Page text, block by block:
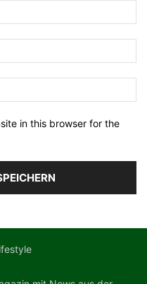
in this browser for the